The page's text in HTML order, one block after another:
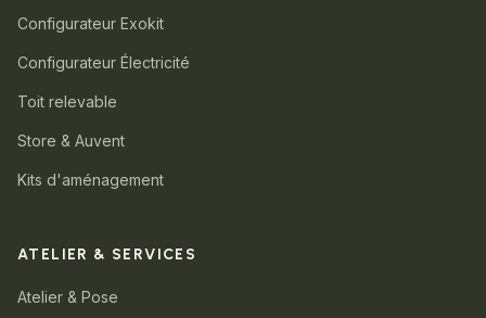
Configurateur Exokit
Configurateur Électricité
Toit relevable
Store & Auvent
Kits d'aménagement
ATELIER & SERVICES
Atelier & Pose